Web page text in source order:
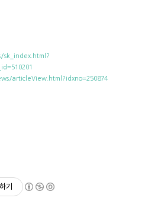
sk_index.html?
articleView.html?idxno=250874
기